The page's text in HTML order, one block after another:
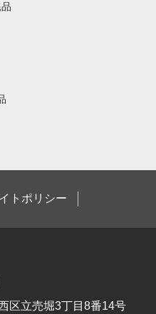
トポリシー
区立売堀3丁目8番14号